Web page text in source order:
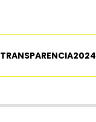
TRANSPARENCIA2024